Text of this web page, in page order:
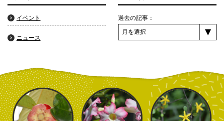
イベント
ニュース
過去の記事：